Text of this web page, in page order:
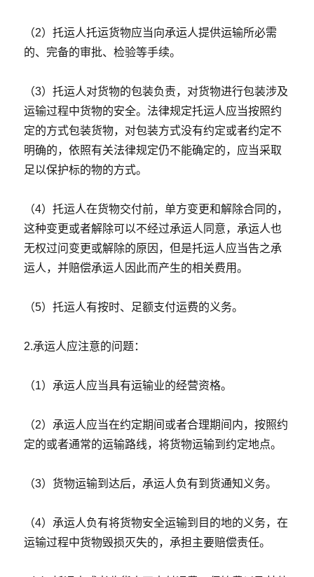
（2）托运人托运货物应当向承运人提供运输所必需
的、完备的审批、检验等手续。
（3）托运人对货物的包装负责，对货物进行包装涉及
运输过程中货物的安全。法律规定托运人应当按照约
定的方式包装货物，对包装方式没有约定或者约定不
明确的，依照有关法律规定仍不能确定的，应当采取
足以保护标的物的方式。
（4）托运人在货物交付前，单方变更和解除合同的，
这种变更或者解除可以不经过承运人同意，承运人也
无权过问变更或解除的原因，但是托运人应当告之承
运人，并赔偿承运人因此而产生的相关费用。
（5）托运人有按时、足额支付运费的义务。
2.承运人应注意的问题：
（1）承运人应当具有运输业的经营资格。
（2）承运人应当在约定期间或者合理期间内，按照约
定的或者通常的运输路线，将货物运输到约定地点。
（3）货物运输到达后，承运人负有到货通知义务。
（4）承运人负有将货物安全运输到目的地的义务，在
运输过程中货物毁损灭失的，承担主要赔偿责任。